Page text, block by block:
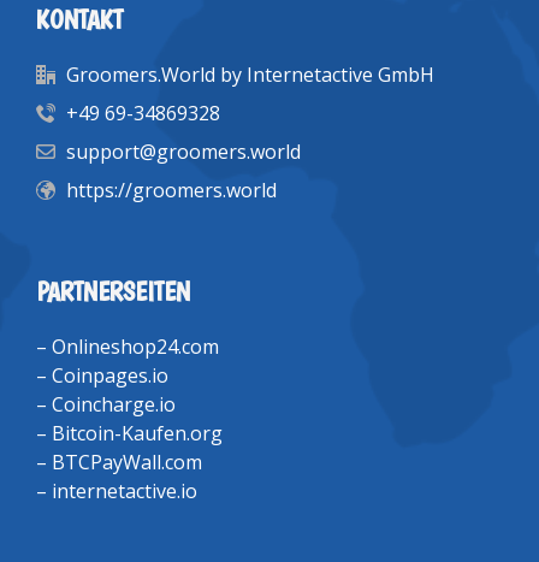
KONTAKT
Groomers.World by Internetactive GmbH
+49 69-34869328
support@groomers.world
https://groomers.world
PARTNERSEITEN
– Onlineshop24.com
– Coinpages.io
– Coincharge.io
– Bitcoin-Kaufen.org
– BTCPayWall.com
– internetactive.io